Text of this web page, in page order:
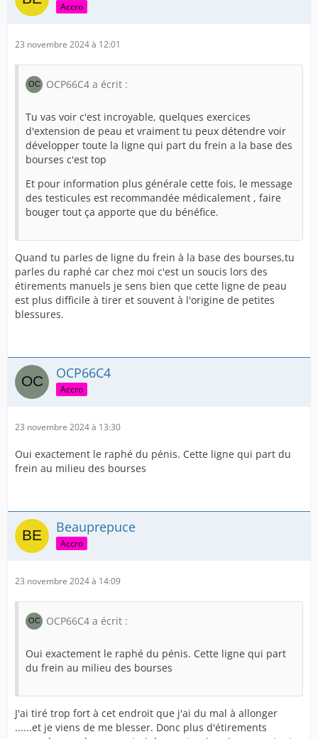
Accro
23 novembre 2024 à 12:01
OCP66C4 a écrit :
Tu vas voir c'est incroyable, quelques exercices
d'extension de peau et vraiment tu peux détendre voir
développer toute la ligne qui part du frein a la base des
bourses c'est top
Et pour information plus générale cette fois, le message
des testicules est recommandée médicalement , faire
bouger tout ça apporte que du bénéfice.
Quand tu parles de ligne du frein à la base des bourses,tu
parles du raphé car chez moi c'est un soucis lors des
étirements manuels je sens bien que cette ligne de peau
est plus difficile à tirer et souvent à l'origine de petites
blessures.
OCP66C4
Accro
23 novembre 2024 à 13:30
Oui exactement le raphé du pénis. Cette ligne qui part du
frein au milieu des bourses
Beauprepuce
Accro
23 novembre 2024 à 14:09
OCP66C4 a écrit :
Oui exactement le raphé du pénis. Cette ligne qui part
du frein au milieu des bourses
J'ai tiré trop fort à cet endroit que j'ai du mal à allonger
......et je viens de me blesser. Donc plus d'étirements